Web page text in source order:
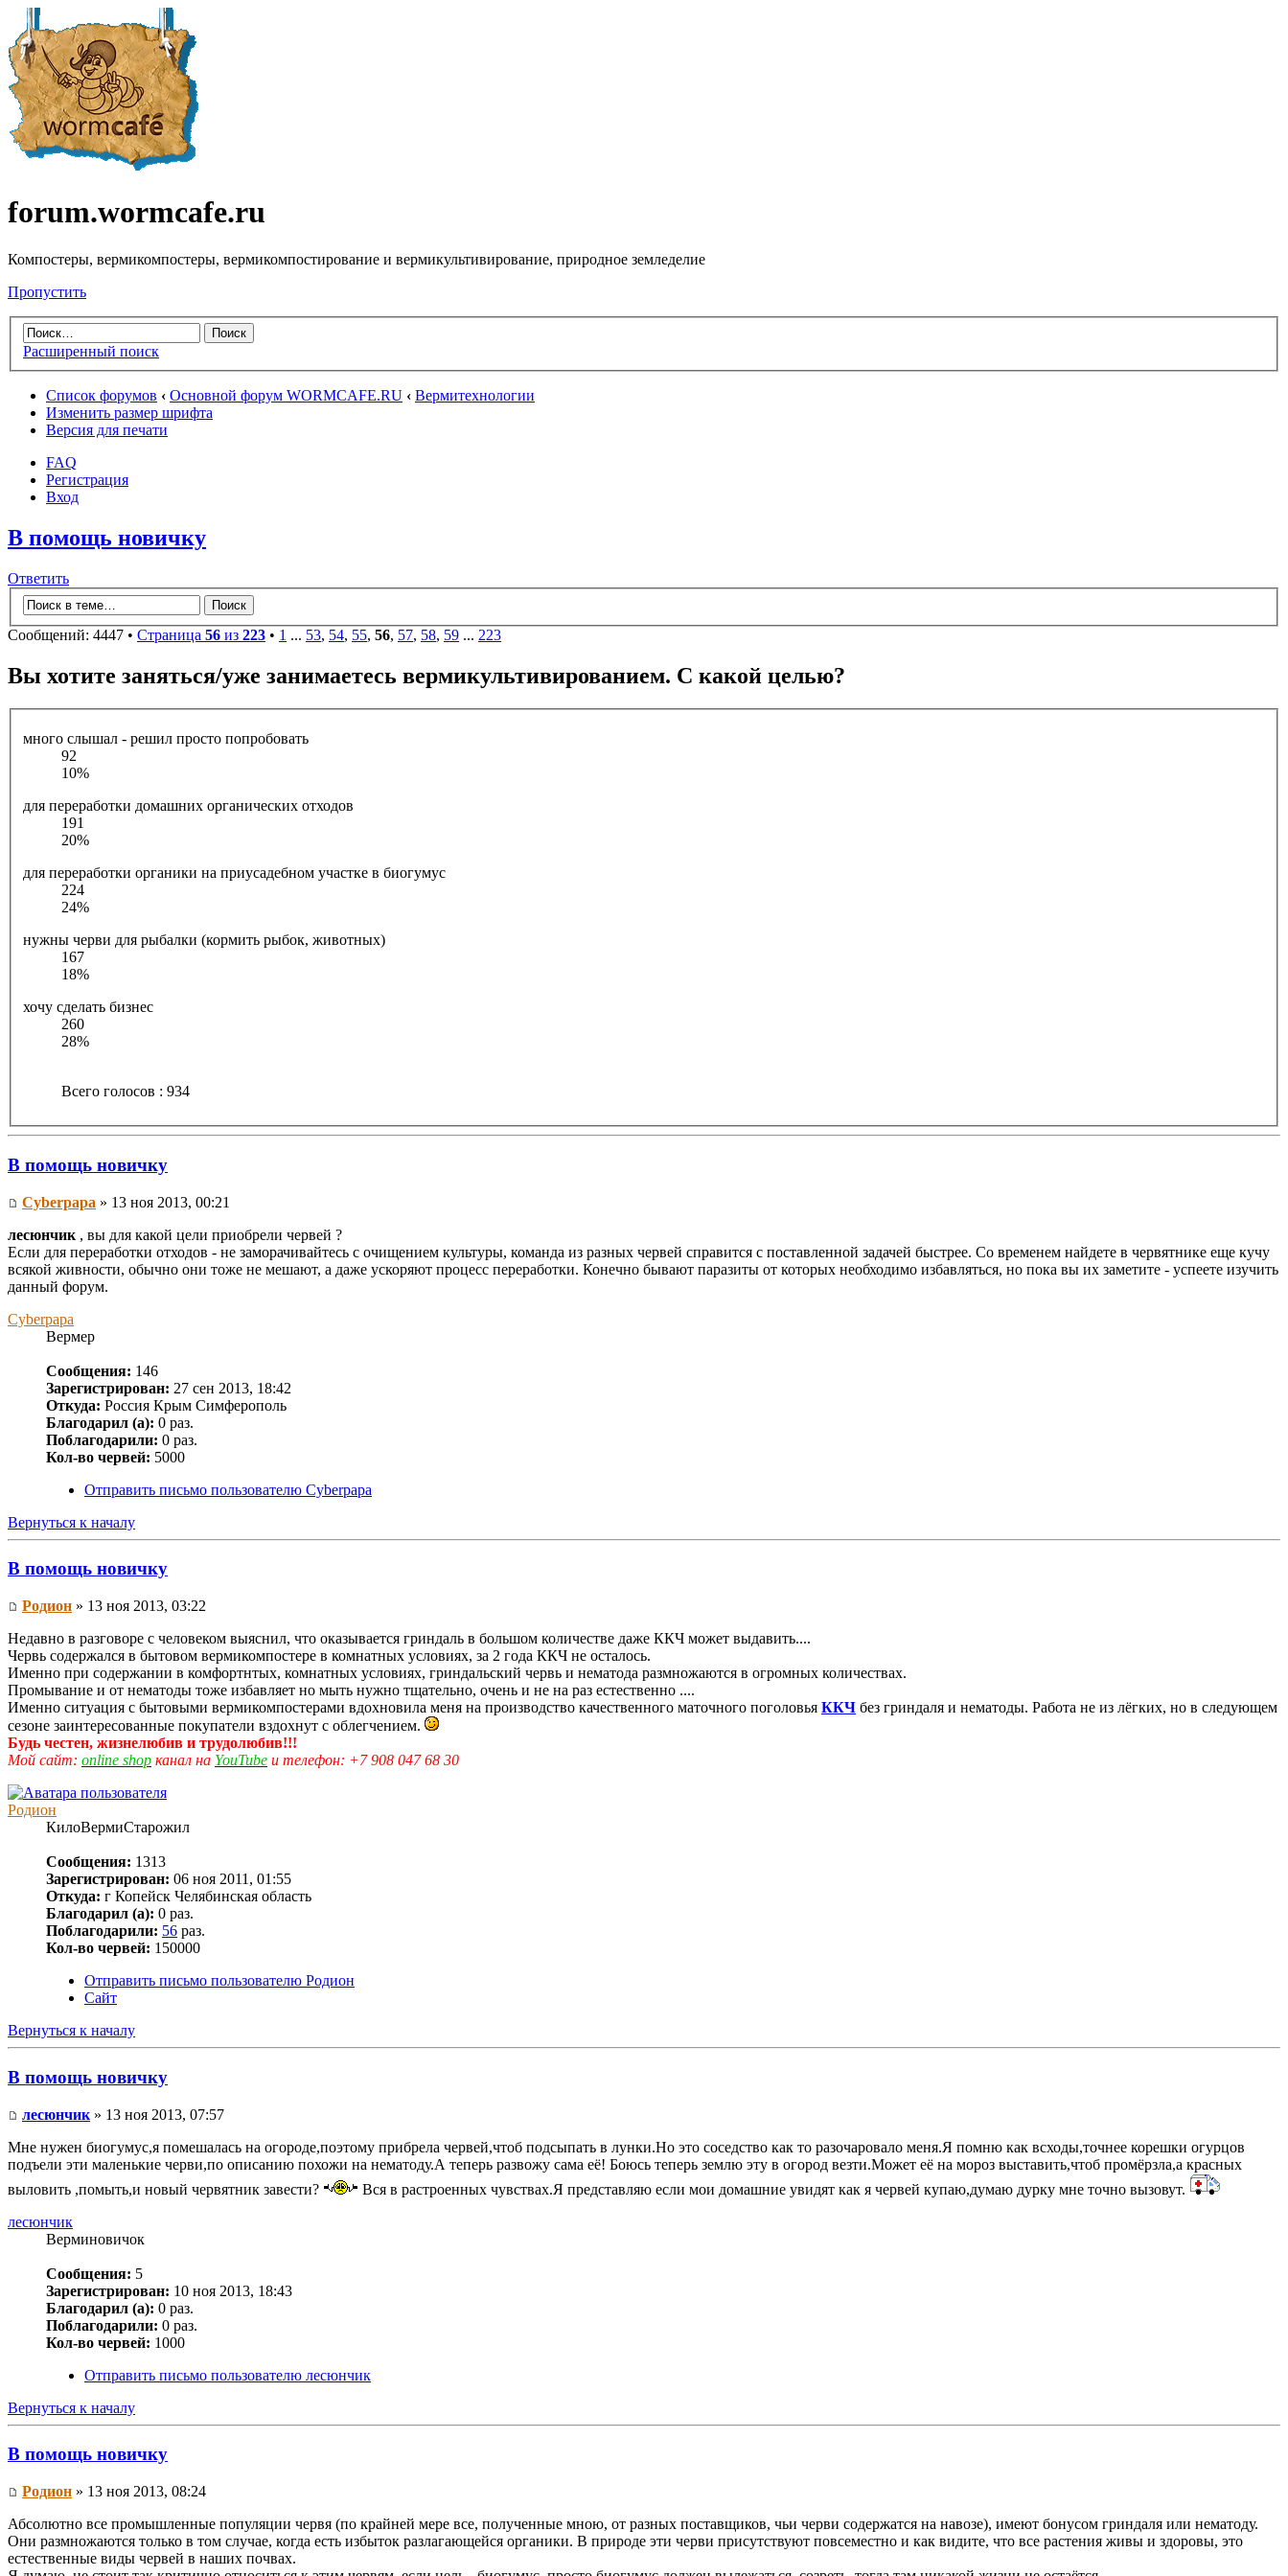
forum.wormcafe.ru
Компостеры, вермикомпостеры, вермикомпостирование и вермикультивирование, природное земледелие
Пропустить
Расширенный поиск
Список форумов ‹ Основной форум WORMCAFE.RU ‹ Вермитехнологии
Изменить размер шрифта
Версия для печати
FAQ
Регистрация
Вход
В помощь новичку
Ответить
Сообщений: 4447 • Страница 56 из 223 • 1 ... 53, 54, 55, 56, 57, 58, 59 ... 223
Вы хотите заняться/уже занимаетесь вермикультивированием. С какой целью?
много слышал - решил просто попробовать
92
10%
для переработки домашних органических отходов
191
20%
для переработки органики на приусадебном участке в биогумус
224
24%
нужны черви для рыбалки (кормить рыбок, животных)
167
18%
хочу сделать бизнес
260
28%
Всего голосов : 934
В помощь новичку
Cyberpapa » 13 ноя 2013, 00:21
лесюнчик , вы для какой цели приобрели червей ?
Если для переработки отходов - не заморачивайтесь с очищением культуры, команда из разных червей справится с поставленной задачей быстрее. Со временем найдете в червятнике еще кучу
всякой живности, обычно они тоже не мешают, а даже ускоряют процесс переработки. Конечно бывают паразиты от которых необходимо избавляться, но пока вы их заметите - успеете изучить
данный форум.
Cyberpapa
Вермер
Сообщения: 146
Зарегистрирован: 27 сен 2013, 18:42
Откуда: Россия Крым Симферополь
Благодарил (а): 0 раз.
Поблагодарили: 0 раз.
Кол-во червей: 5000
Отправить письмо пользователю Cyberpapa
Вернуться к началу
В помощь новичку
Родион » 13 ноя 2013, 03:22
Недавно в разговоре с человеком выяснил, что оказывается гриндаль в большом количестве даже ККЧ может выдавить....
Червь содержался в бытовом вермикомпостере в комнатных условиях, за 2 года ККЧ не осталось.
Именно при содержании в комфортнтых, комнатных условиях, гриндальский червь и нематода размножаются в огромных количествах.
Промывание и от нематоды тоже избавляет но мыть нужно тщательно, очень и не на раз естественно ....
Именно ситуация с бытовыми вермикомпостерами вдохновила меня на производство качественного маточного поголовья ККЧ без гриндаля и нематоды. Работа не из лёгких, но в следующем
сезоне заинтересованные покупатели вздохнут с облегчением.
Будь честен, жизнелюбив и трудолюбив!!!
Мой сайт: online shop канал на YouTube и телефон: +7 908 047 68 30
Родион
КилоВермиСтарожил
Сообщения: 1313
Зарегистрирован: 06 ноя 2011, 01:55
Откуда: г Копейск Челябинская область
Благодарил (а): 0 раз.
Поблагодарили: 56 раз.
Кол-во червей: 150000
Отправить письмо пользователю Родион
Сайт
Вернуться к началу
В помощь новичку
лесюнчик » 13 ноя 2013, 07:57
Мне нужен биогумус,я помешалась на огороде,поэтому прибрела червей,чтоб подсыпать в лунки.Но это соседство как то разочаровало меня.Я помню как всходы,точнее корешки огурцов
подъели эти маленькие черви,по описанию похожи на нематоду.А теперь развожу сама её! Боюсь теперь землю эту в огород везти.Может её на мороз выставить,чтоб промёрзла,а красных
выловить ,помыть,и новый червятник завести?
Вся в растроенных чувствах.Я представляю если мои домашние увидят как я червей купаю,думаю дурку мне точно вызовут.
лесюнчик
Верминовичок
Сообщения: 5
Зарегистрирован: 10 ноя 2013, 18:43
Благодарил (а): 0 раз.
Поблагодарили: 0 раз.
Кол-во червей: 1000
Отправить письмо пользователю лесюнчик
Вернуться к началу
В помощь новичку
Родион » 13 ноя 2013, 08:24
Абсолютно все промышленные популяции червя (по крайней мере все, полученные мною, от разных поставщиков, чьи черви содержатся на навозе), имеют бонусом гриндаля или нематоду.
Они размножаются только в том случае, когда есть избыток разлагающейся органики. В природе эти черви присутствуют повсеместно и как видите, что все растения живы и здоровы, это
естественные виды червей в наших почвах.